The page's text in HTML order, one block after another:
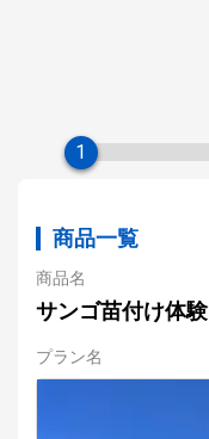
1
商品一覧
商品名
サンゴ苗付け体験
プラン名